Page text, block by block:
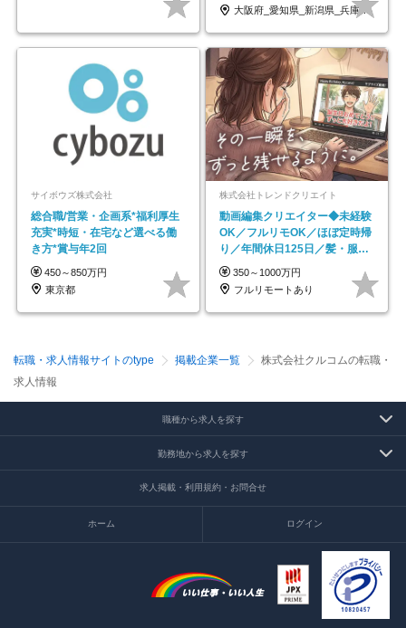
大阪府_愛知県_新潟県_兵庫県_福岡県
サイボウズ株式会社
総合職/営業・企画系*福利厚生
充実*時短・在宅など選べる働
き方*賞与年2回
450～850万円
東京都
株式会社トレンドクリエイト
動画編集クリエイター◆未経験
OK／フルリモOK／ほぼ定時帰
り／年間休日125日／髪・服・
ネイル自由／副業OK
350～1000万円
フルリモートあり
転職・求人情報サイトのtype 掲載企業一覧
株式会社クルコムの転職・
求人情報
職種から求人を探す
勤務地から求人を探す
求人掲載・利用規約・お問合せ
ホーム ログイン